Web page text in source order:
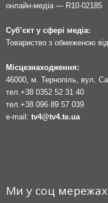
онлайн-медіа — R10-02185
Суб’єкт у сфері медіа:
Товариство з обмеженою
Місцезнаходження:
46000, м. Тернопіль, вул.
тел. +38 0352 52 31 40
тел. +38 096 89 57 039
e-mail: tv4@tv4.te.ua
Ми у соц мережах